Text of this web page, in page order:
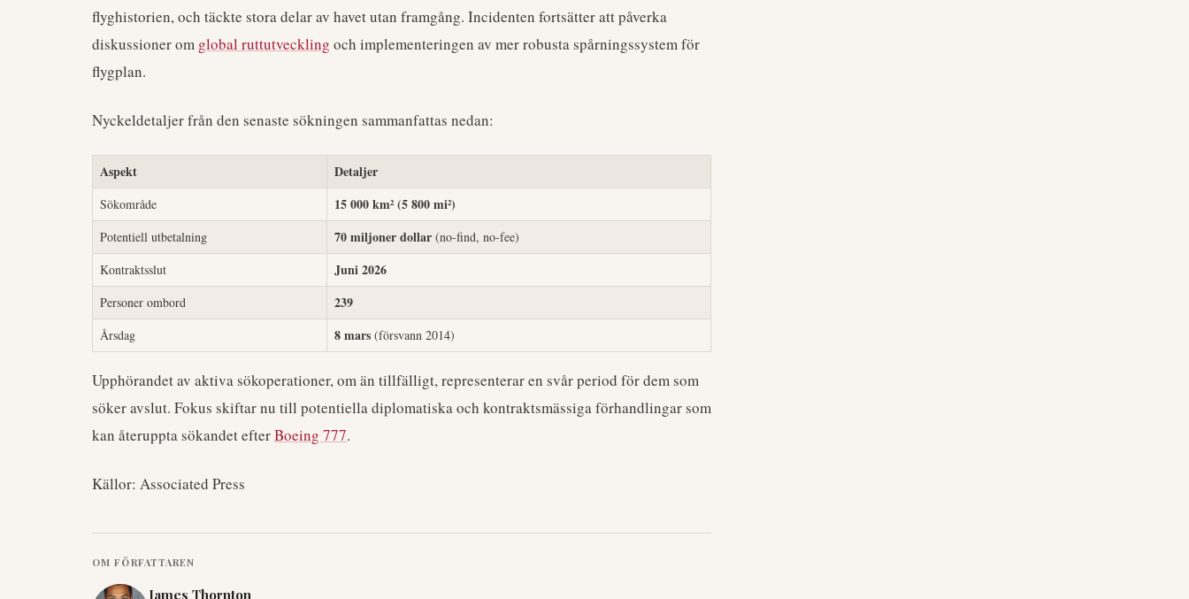
flyghistorien, och täckte stora delar av havet utan framgång. Incidenten fortsätter att påverka
diskussioner om global ruttutveckling och implementeringen av mer robusta spårningssystem för
flygplan.
Nyckeldetaljer från den senaste sökningen sammanfattas nedan:
Aspekt Detaljer
Sökområde 15 000 km² (5 800 mi²)
Potentiell utbetalning 70 miljoner dollar (no-find, no-fee)
Kontraktsslut
Juni 2026
Personer ombord 239
Årsdag 8 mars (försvann 2014)
Upphörandet av aktiva sökoperationer, om än tillfälligt, representerar en svår period för dem som
söker avslut. Fokus skiftar nu till potentiella diplomatiska och kontraktsmässiga förhandlingar som
kan återuppta sökandet efterBoeing 777.
Källor: Associated Press
OM FÖRFATTAREN
James Thornton